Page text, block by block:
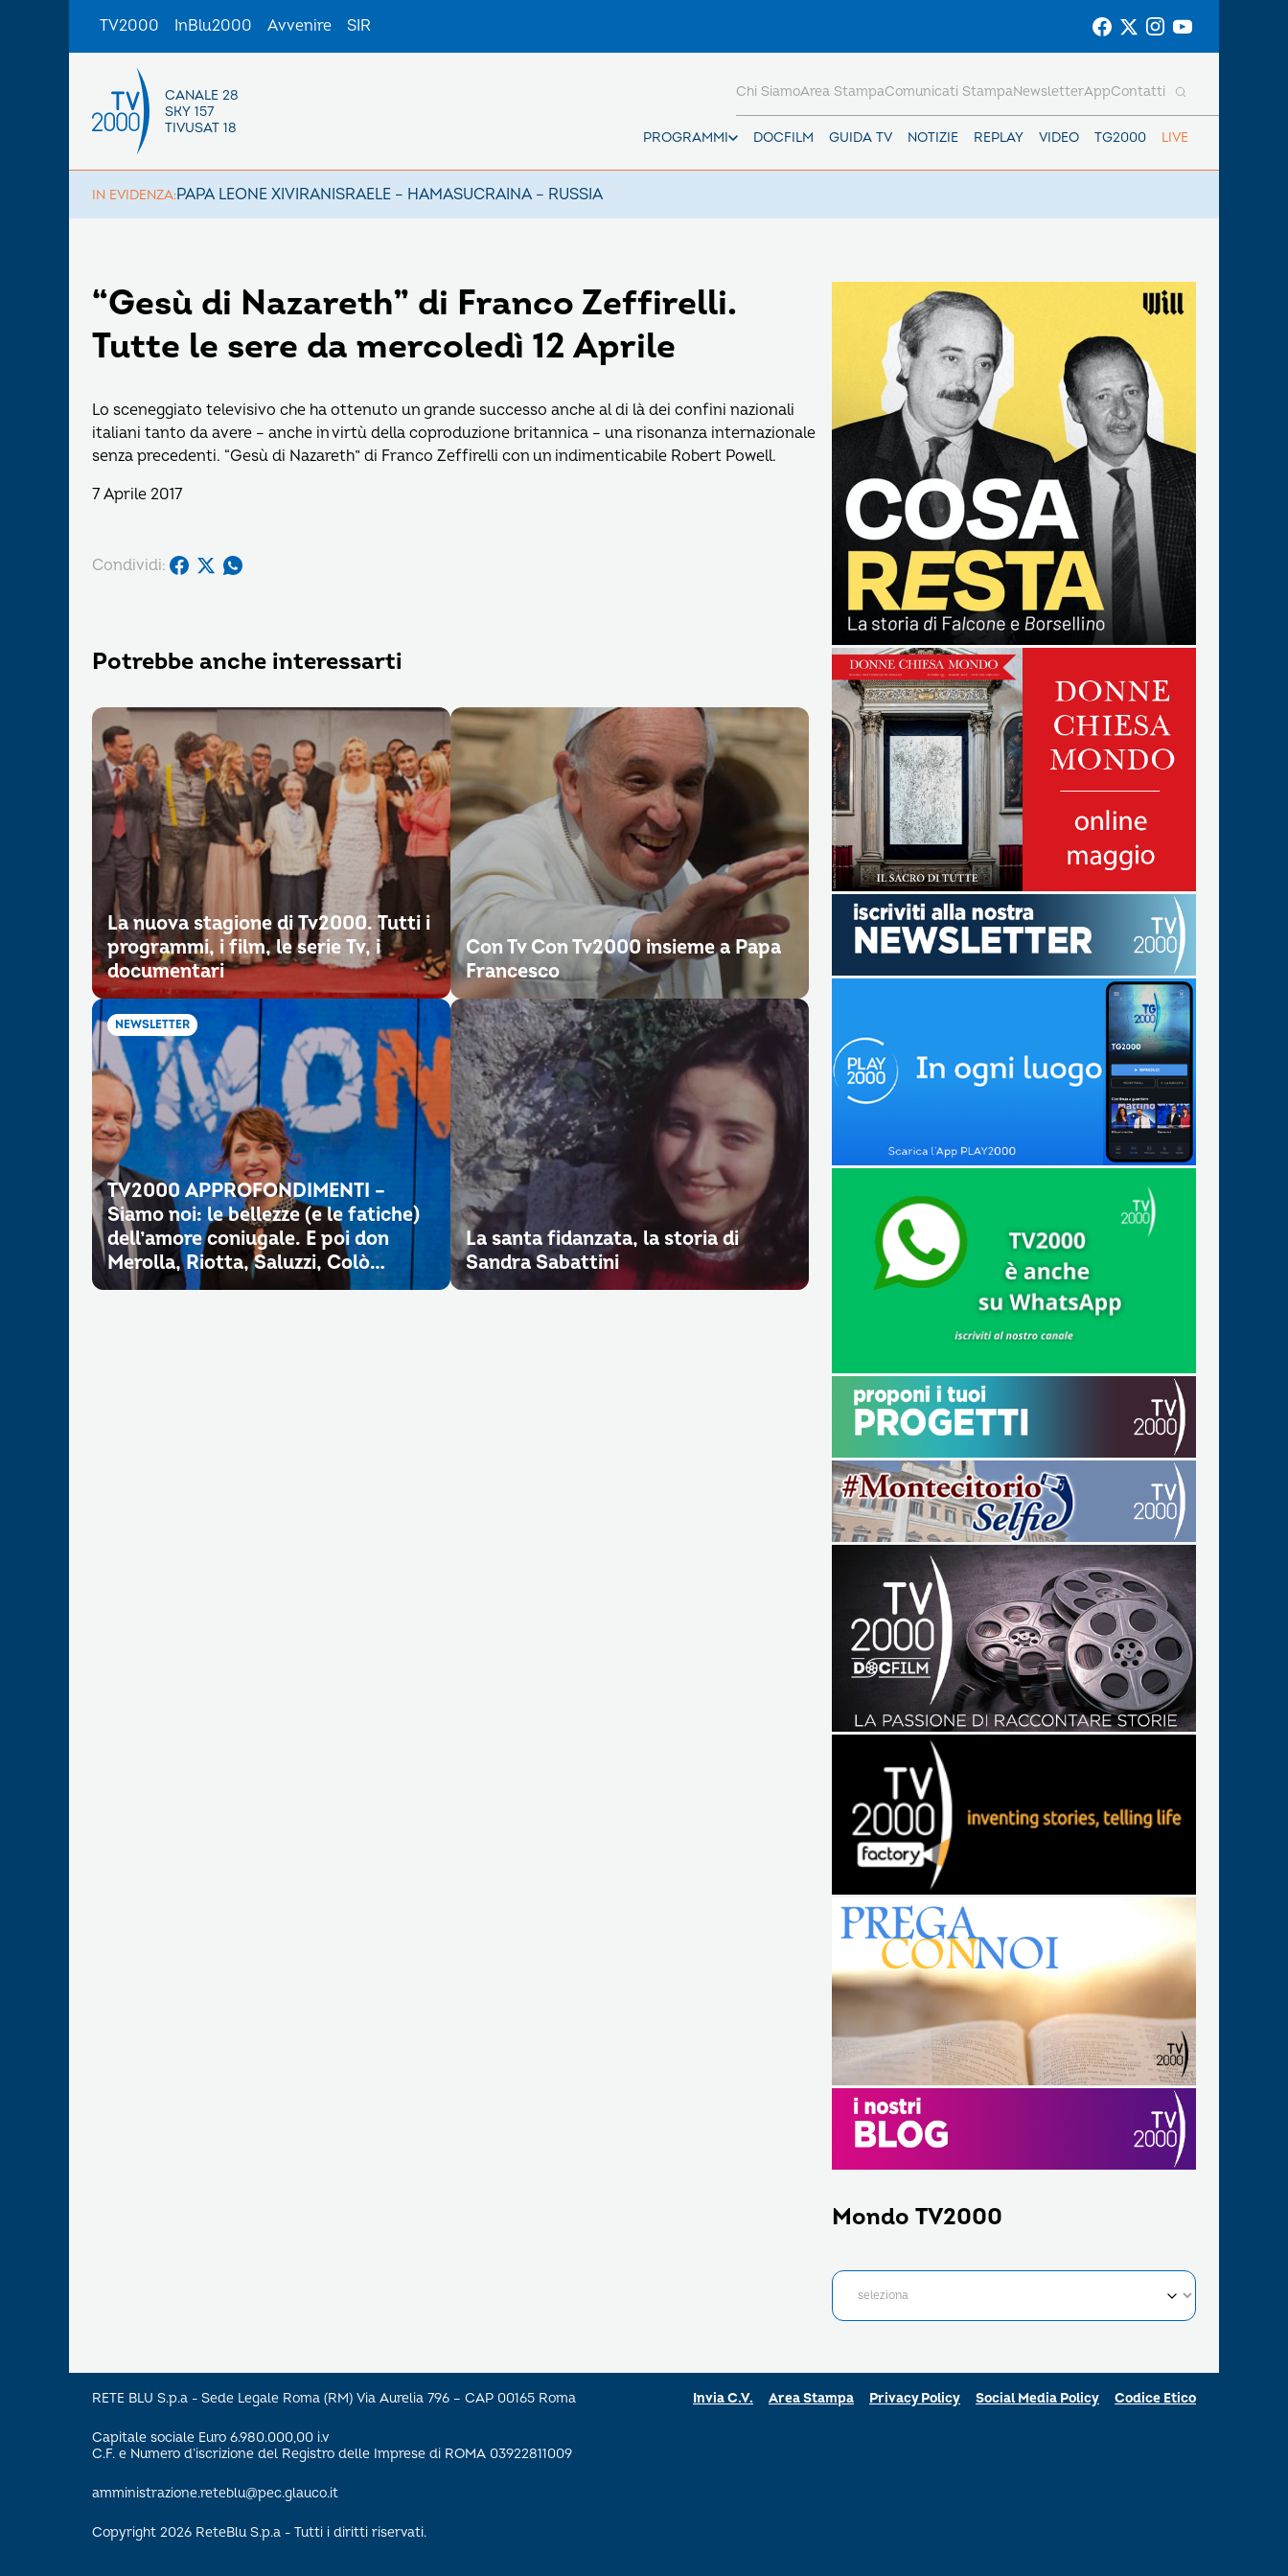
TV2000 InBlu2000 Avvenire SIR
CANALE 28
SKY 157
TIVUSAT 18
PROGRAMMI DOCFILM GUIDA TV NOTIZIE REPLAY VIDEO TG2000 LIVE
Chi SiamoArea StampaComunicati StampaNewsletterAppContatti
IN EVIDENZA:PAPA LEONE XIVIRANISRAELE – HAMASUCRAINA – RUSSIA
“Gesù di Nazareth” di Franco Zeffirelli.
Tutte le sere da mercoledì 12 Aprile
Lo sceneggiato televisivo che ha ottenuto un grande successo anche al di là dei confini nazionali
italiani tanto da avere – anche in virtù della coproduzione britannica – una risonanza internazionale
senza precedenti. “Gesù di Nazareth” di Franco Zeffirelli con un indimenticabile Robert Powell.
7 Aprile 2017
Condividi:
Potrebbe anche interessarti
La nuova stagione di Tv2000. Tutti i
programmi, i film, le serie Tv, i
documentari
Con Tv Con Tv2000 insieme a Papa
Francesco
NEWSLETTER
TV2000 APPROFONDIMENTI –
Siamo noi: le bellezze (e le fatiche)
dell’amore coniugale. E poi don
Merolla, Riotta, Saluzzi, Colò…
La santa fidanzata, la storia di
Sandra Sabattini
Mondo TV2000
RETE BLU S.p.a - Sede Legale Roma (RM) Via Aurelia 796 – CAP 00165 Roma
Capitale sociale Euro 6.980.000,00 i.v
C.F. e Numero d’iscrizione del Registro delle Imprese di ROMA 03922811009
amministrazione.reteblu@pec.glauco.it
Copyright 2026 ReteBlu S.p.a - Tutti i diritti riservati.
Invia C.V. Area Stampa Privacy Policy Social Media Policy Codice Etico